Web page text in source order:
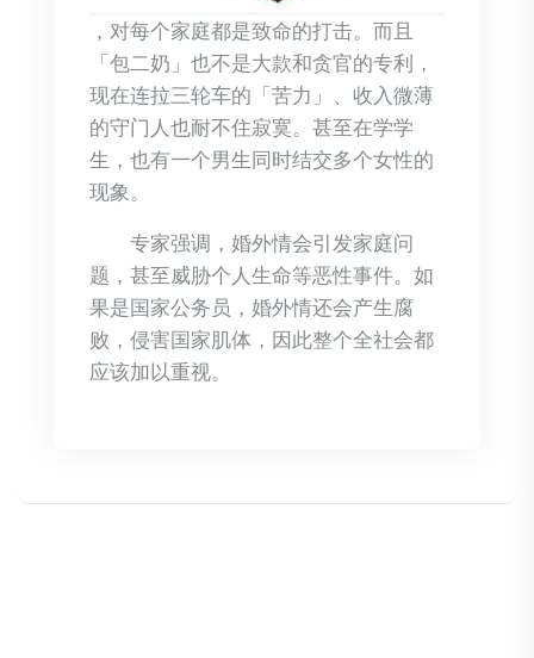
，对每个家庭都是致命的打击。而且
「包二奶」也不是大款和贪官的专利，
现在连拉三轮车的「苦力」、收入微薄
的守门人也耐不住寂寞。甚至在学学
生，也有一个男生同时结交多个女性的
现象。
专家强调，婚外情会引发家庭问
题，甚至威胁个人生命等恶性事件。如
果是国家公务员，婚外情还会产生腐
败，侵害国家肌体，因此整个全社会都
应该加以重视。